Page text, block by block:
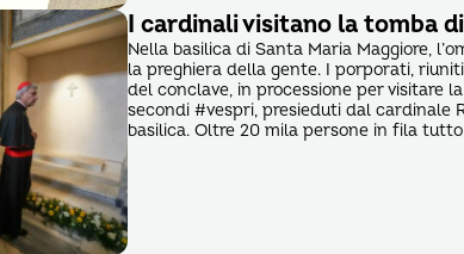
I cardinali visitano la tomba
Nella basilica di Santa Maria Maggiore,
la preghiera della gente. I porporati,
del conclave, in processione per visitare
secondi #vespri, presieduti dal cardinale
basilica. Oltre 20 mila persone in fila